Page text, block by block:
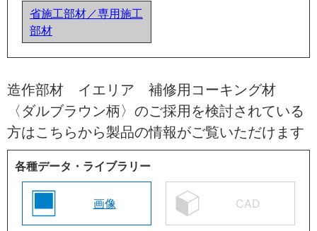
省施工部材／専用施工
部材
造作部材 イエリア 補修用コーキング材
〈ダルブラウン柄〉のご採用を検討されている
方はこちらから製品の情報がご覧いただけます
各種データ・ライブラリー
画像 CAD